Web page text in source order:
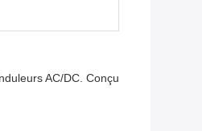
AC/DC. Conçu